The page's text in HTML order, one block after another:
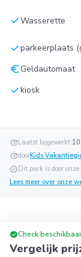
checkWasserette
checkparkeerplaats
euroGeldautomaat
checkkiosk
updateLaatst bijgewerkt:
updatedoorKids
verifiedDit park is door
Lees meer over onze
check_circleCheck
Vergelijk